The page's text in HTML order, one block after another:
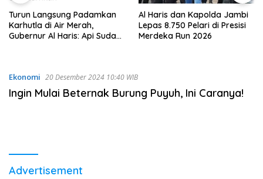
Turun Langsung Padamkan
Karhutla di Air Merah,
Gubernur Al Haris: Api Sudah
Al Haris dan Kapolda Jambi
Lepas 8.750 Pelari di Presisi
Merdeka Run 2026
Ekonomi 20 Desember 2024 10:40 WIB
Ingin Mulai Beternak Burung Puyuh, Ini Caranya!
Advertisement